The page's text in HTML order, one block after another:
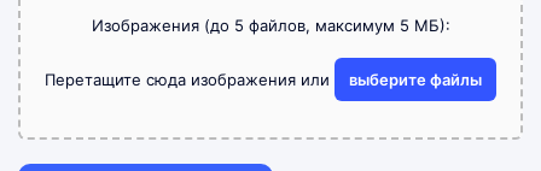
Изображения (до 5 файлов, максимум 5 МБ):
Перетащите сюда изображения или выберите файлы